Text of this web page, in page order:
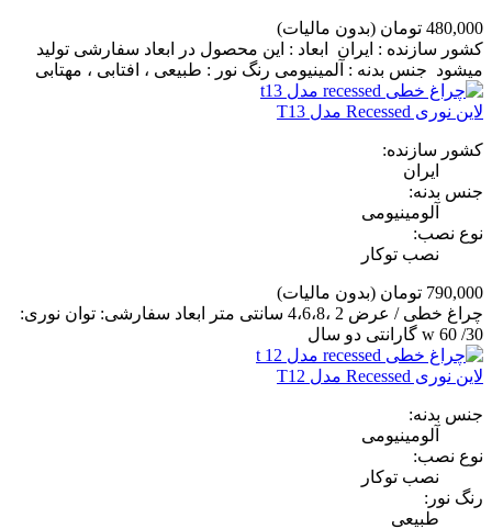
480,000 تومان
(بدون مالیات)
کشور سازنده : ایران ابعاد : این محصول در ابعاد سفارشی تولید
میشود جنس بدنه : آلمینیومی رنگ نور : طبیعی ، افتابی ، مهتابی
لاین نوری Recessed مدل T13
کشور سازنده:
ایران
جنس بدنه:
آلومینیومی
نوع نصب:
نصب توکار
790,000 تومان
(بدون مالیات)
چراغ خطی / عرض 2 ،4،6،8 سانتی متر ابعاد سفارشی: توان نوری:
30/ 60 w گارانتی دو سال
لاین نوری Recessed مدل T12
جنس بدنه:
آلومینیومی
نوع نصب:
نصب توکار
رنگ نور:
طبیعی